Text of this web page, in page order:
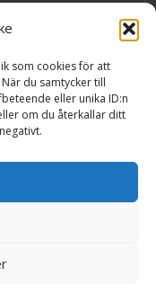
som cookies för att
du samtycker till
eller unika ID:n
om du återkallar ditt